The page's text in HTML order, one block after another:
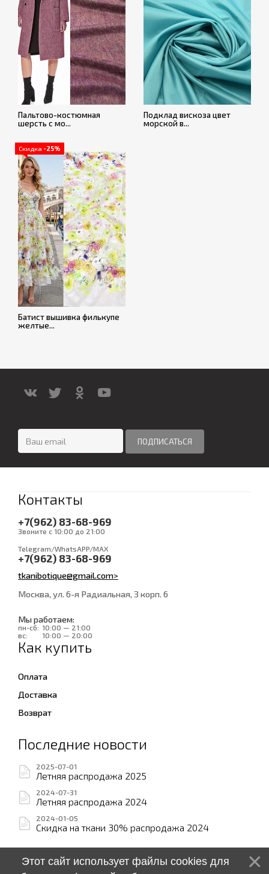
Пальтово-костюмная
шерсть с мо...
Подклад вискоза цвет
морской в...
Скидка -25%
Батист вышивка филькупе
желтые...
Контакты
+7(962) 83-68-969
Звоните с 10:00 до 21:00
Telegram/WhatsAPP/MAX
+7(962) 83-68-969
tkanibotique@gmail.com>
Москва, ул. 6-я Радиальная, 3 корп. 6
Мы работаем:
пн-сб: 10:00 — 21:00
вс:
10:00 — 20:00
Как купить
Оплата
Доставка
Возврат
Последние новости
2025-07-01
Летняя распродажа 2025
2024-07-31
Летняя распродажа 2024
2024-01-05
Скидка на ткани 30% распродажа 2024
Этот сайт использует файлы cookies для